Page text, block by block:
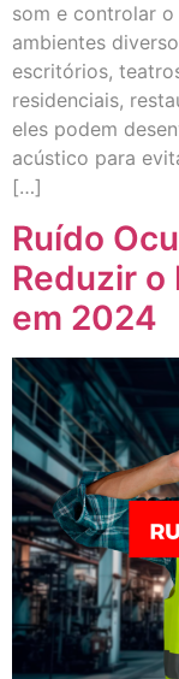
som e controlar
ambientes
escritórios,
residenciais,
eles podem
acústico para
[…]
Ruído
Reduzir o
em 2024